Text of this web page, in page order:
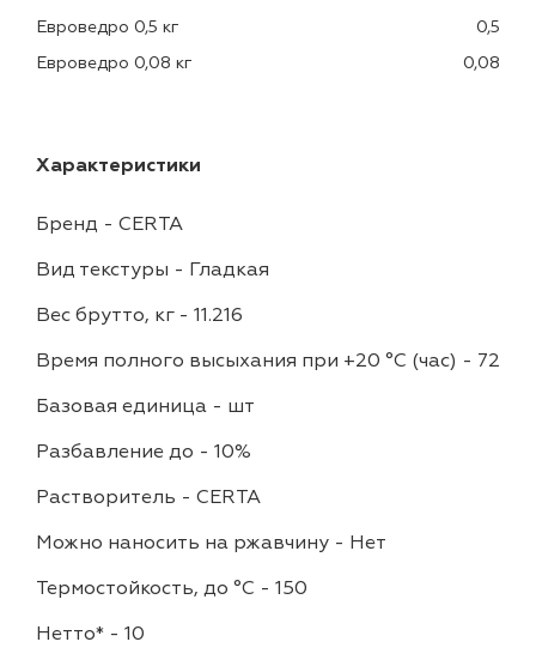
Евроведро 0,5 кг
0,5
Евроведро 0,08 кг
0,08
Характеристики
Бренд - CERTA
Вид текстуры - Гладкая
Вес брутто, кг - 11.216
Время полного высыхания при +20 °С (час) - 72
Базовая единица - шт
Разбавление до - 10%
Растворитель - CERTA
Можно наносить на ржавчину - Нет
Термостойкость, до °C - 150
Нетто* - 10